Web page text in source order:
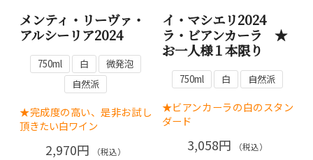
メンティ・リーヴァ・
アルシーリア2024
750ml 白
微発泡
自然派
★完成度の高い、是非お試し
頂きたい白ワイン
2,970円 （税込）
イ・マシエリ2024
ラ・ビアンカーラ ★
お一人様１本限り
750ml 白 自然派
★ビアンカーラの白のスタン
ダード
3,058円 （税込）